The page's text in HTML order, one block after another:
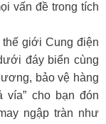
vấn đề trong tích
giới Cung điện
đáy biển cùng
bảo vệ hàng
vía” cho bạn đón
ngập tràn như